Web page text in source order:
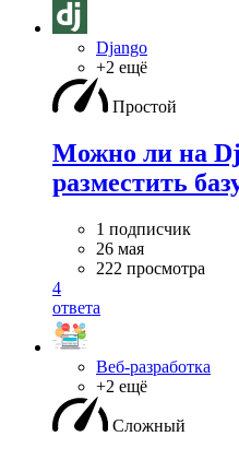
Django
+2 ещё
Простой
Можно ли на
разместить
1 подписчик
26 мая
222 просмотра
4
ответа
Веб-разработка
+2 ещё
Сложный